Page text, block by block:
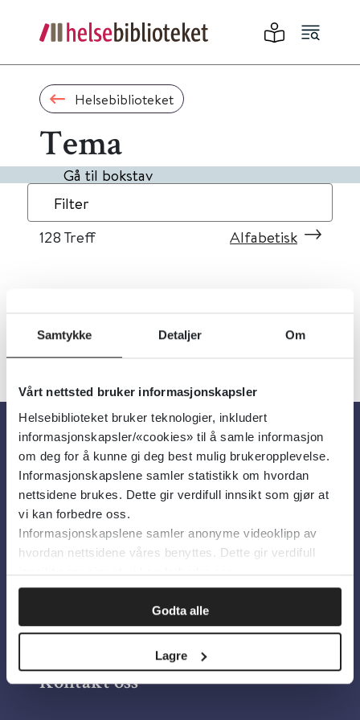
Samtykke Detaljer Om
Vårt nettsted bruker informasjonskapsler
Helsebiblioteket bruker teknologier, inkludert
informasjonskapsler/«cookies» til å samle informasjon
om deg for å kunne gi deg best mulig brukeropplevelse.
Informasjonskapslene samler statistikk om hvordan
nettsidene brukes. Dette gir verdifull innsikt som gjør at
vi kan forbedre oss.
Informasjonskapslene samler anonyme videoklipp av
hvordan nettsidene våres benyttes. Dette gir verdifull
innsikt som gjør at vi kan forbedre oss.
Godta alle
Lagre
Helsebiblioteket
Tema
Gå til bokstav
Filter
128 Treff Alfabetisk
« 1 10 11 »
Om oss
Om Helsebiblioteket
Personvern og informasjonskapsler
Tilgjengelighetserklæring
Information in English
Bilder fra Colourbox.com
Kontakt oss